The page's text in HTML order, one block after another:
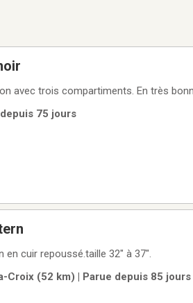
avec trois compartiments. En très
75 jours
cuir repoussé.taille 32" à 37".
Croix (52 km) | Parue depuis 85 jours